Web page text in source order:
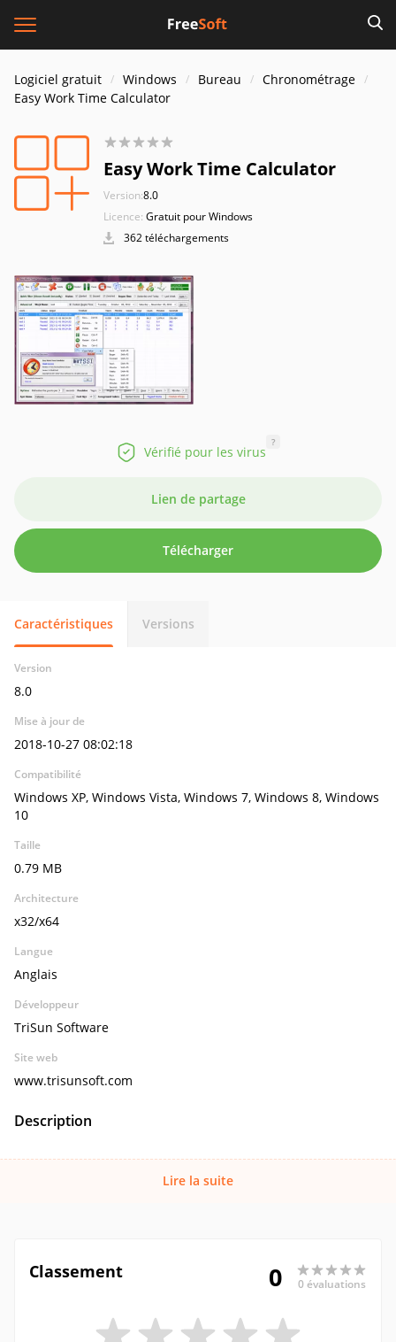
Logiciel gratuit Windows Bureau
Chronométrage
Easy Work Time Calculator
Easy Work Time Calculator
Version:8.0
Licence: Gratuit pour Windows
362 téléchargements
Vérifié pour les virus
?
Lien de partage
Télécharger
Caractéristiques Versions
Version
8.0
Mise à jour de
2018-10-27 08:02:18
Compatibilité
Windows XP, Windows Vista, Windows 7, Windows 8, Windows
10
Taille
0.79 MB
Architecture
x32/x64
Langue
Anglais
Développeur
TriSun Software
Site web
www.trisunsoft.com
Description
Lire la suite
Classement 0 0 évaluations